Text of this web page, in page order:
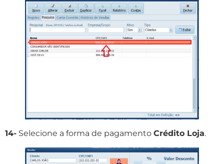
14- Selecione a forma de pagamento Crédito Loja.